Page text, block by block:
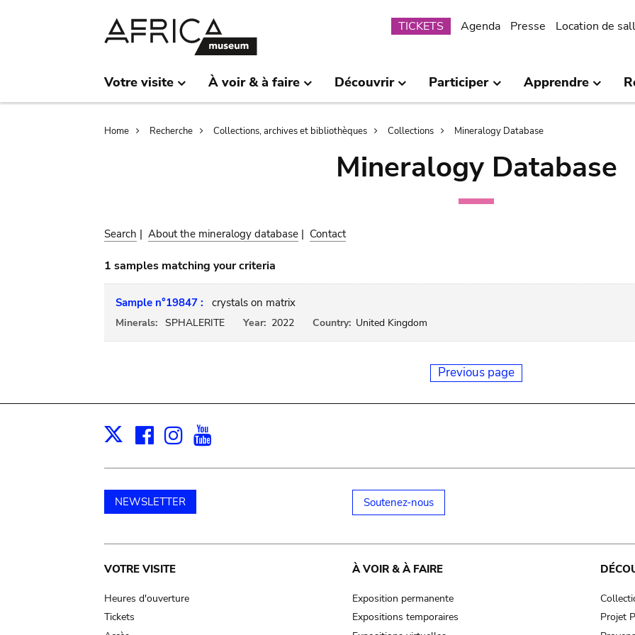
Submenu
TICKETS Agenda Presse Location de
Votre visite À voir & à faire Découvrir Participer Apprendre
Breadcrumb
Home Recherche Collections, archives et bibliothèques Collections Mineralogy Database
Mineralogy Database
Search | About the mineralogy database | Contact
1 samples matching your criteria
Sample n°19847 : crystals on matrix
Minerals: SPHALERITE Year: 2022 Country: United Kingdom
Previous page
X Facebook
Instagram
NEWSLETTER Soutenez-nous
Main
navigation
VOTRE VISITE
Heures d'ouverture
Tickets
À VOIR & À FAIRE
Exposition permanente
Expositions temporaires
Projet